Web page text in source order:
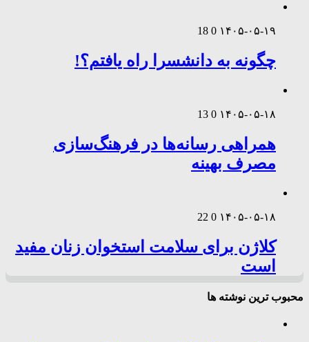
۱۴۰۵-۰۵-۱۹ 0
18
چگونه به دانشسرا راه یافتم؟!
۱۴۰۵-۰۵-۱۸ 0
13
همراهی رسانه‌ها در فرهنگ‌سازی
مصرف بهینه
۱۴۰۵-۰۵-۱۸ 0
22
کلاژن برای سلامت استخوان زنان مفید
است
محبوب ترین نوشته ها